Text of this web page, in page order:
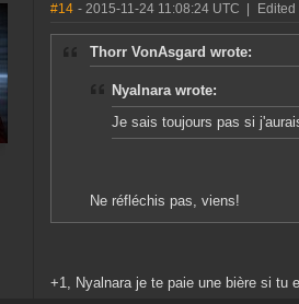
#14 - 2015-11-24 11:08:24 UTC
Thorr VonAsgard wrote:
Nyalnara wrote:
Je sais toujours pas si
Ne réfléchis pas, viens!
+1, Nyalnara je te paie une bière si tu